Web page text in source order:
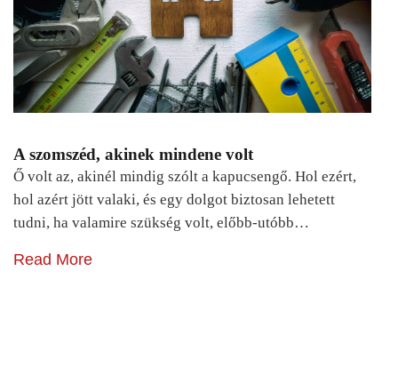
A szomszéd, akinek mindene volt
Ő volt az, akinél mindig szólt a kapucsengő. Hol ezért,
hol azért jött valaki, és egy dolgot biztosan lehetett
tudni, ha valamire szükség volt, előbb-utóbb…
Read More